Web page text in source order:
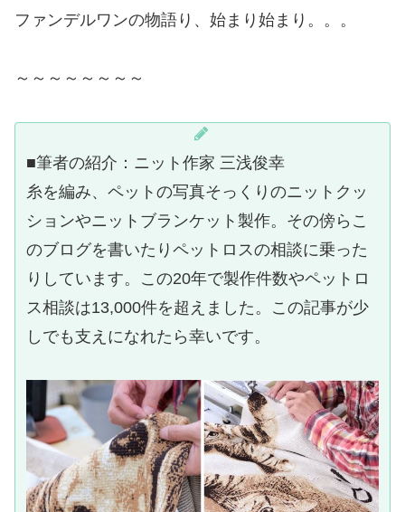
ファンデルワンの物語り、始まり始まり。。。
～～～～～～～～
■筆者の紹介：ニット作家 三浅俊幸
糸を編み、ペットの写真そっくりのニットクッ
ションやニットブランケット製作。その傍らこ
のブログを書いたりペットロスの相談に乗った
りしています。この20年で製作件数やペットロ
ス相談は13,000件を超えました。この記事が少
しでも支えになれたら幸いです。